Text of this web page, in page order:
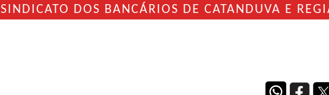
SINDICATO DOS BANCÁRIOS DE CATANDUVA E